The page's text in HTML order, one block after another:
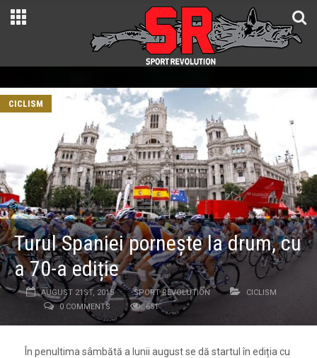
CICLISM
Turul Spaniei pornește la drum, cu
a 70-a ediție
AUGUST 21ST, 2015 SPORT REVOLUTION
CICLISM
0 COMMENTS
651
În penultima sâmbătă a lunii august se dă startul în ediția cu